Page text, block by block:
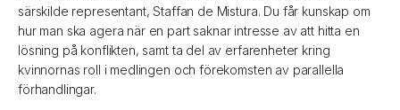
särskilde representant, Staffan de Mistura. Du får kunskap om
hur man ska agera när en part saknar intresse av att hitta en
lösning på konflikten, samt ta del av erfarenheter kring
kvinnornas roll i medlingen och förekomsten av parallella
förhandlingar.